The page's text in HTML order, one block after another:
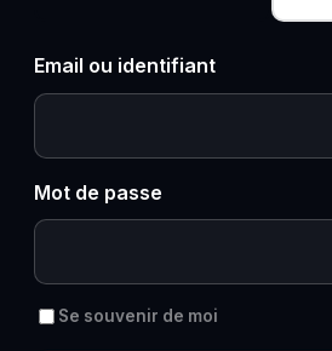
Email ou identifiant
Mot de passe
Se souvenir de moi